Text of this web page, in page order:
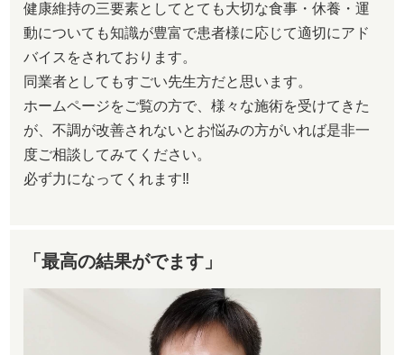
健康維持の三要素としてとても大切な食事・休養・運
動についても知識が豊富で患者様に応じて適切にアド
バイスをされております。
同業者としてもすごい先生方だと思います。
ホームページをご覧の方で、様々な施術を受けてきた
が、不調が改善されないとお悩みの方がいれば是非一
度ご相談してみてください。
必ず力になってくれます‼︎
「最高の結果がでます」